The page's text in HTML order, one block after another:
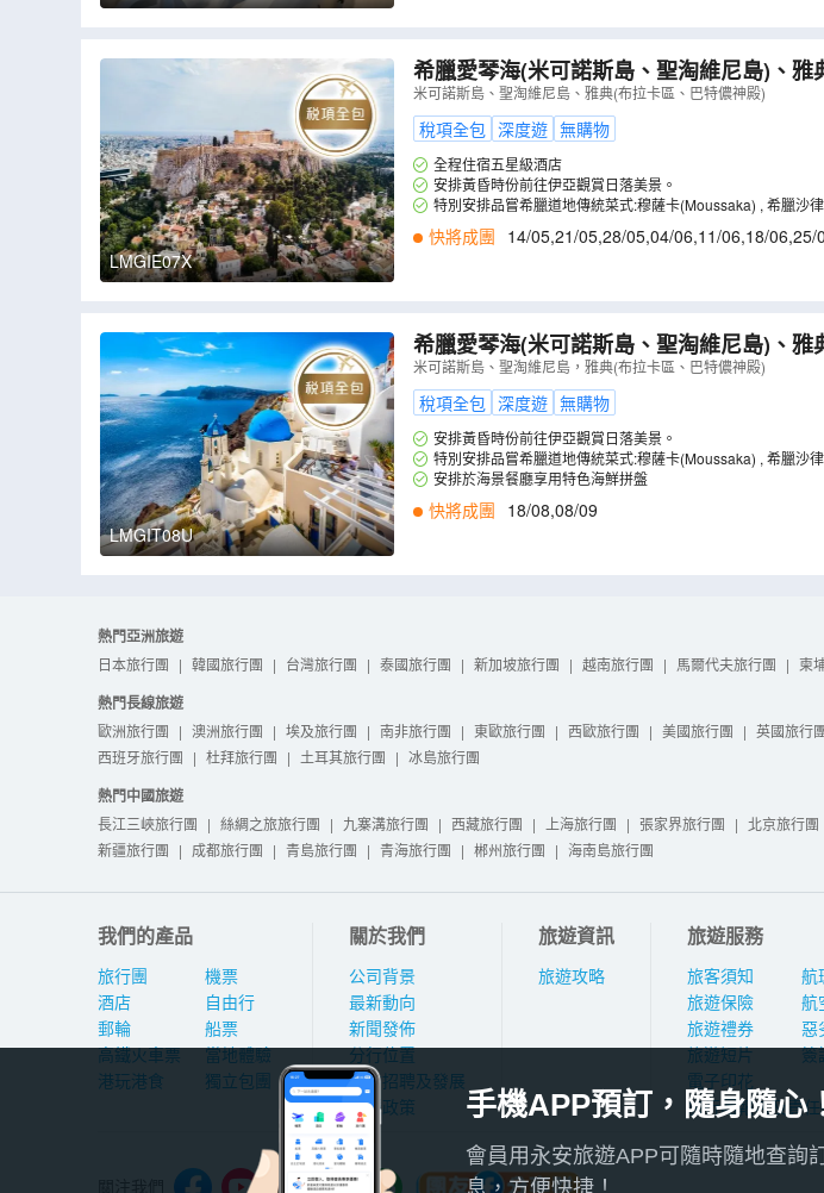
LMGIE07X
希臘愛琴海(米可諾斯島、聖淘維尼島)、
廳享用特色海鮮拼盤及品嘗希臘道地傳統
伊亞觀賞日落美景【稅項全包】
米可諾斯島、聖淘維尼島、雅典(布拉卡區、巴特儂神殿)
稅項全包 深度遊 無購物
全程住宿五星級酒店
安排黃昏時份前往伊亞觀賞日落美景。
特別安排品嘗希臘道地傳統菜式:穆薩卡(Moussaka) , 希臘沙
快將成團 14/05,21/05,28/05,04/06,11/06,18/06,25/
LMGIT08U
希臘愛琴海(米可諾斯島、聖淘維尼島)、
拼盤及品嘗希臘道地傳統菜式:穆薩卡
全包】（LMGIT08U）
米可諾斯島、聖淘維尼島，雅典(布拉卡區、巴特儂神殿)
稅項全包 深度遊 無購物
安排黃昏時份前往伊亞觀賞日落美景。
特別安排品嘗希臘道地傳統菜式:穆薩卡(Moussaka) , 希臘沙
安排於海景餐廳享用特色海鮮拼盤
快將成團 18/08,08/09
熱門亞洲旅遊
日本旅行團 | 韓國旅行團 | 台灣旅行團 | 泰國旅行團 | 新加坡旅行團 | 越南旅行團 | 馬爾代夫旅行團 | 柬
熱門長線旅遊
歐洲旅行團 | 澳洲旅行團 | 埃及旅行團 | 南非旅行團 | 東歐旅行團 | 西歐旅行團 | 美國旅行團 | 英國旅行
西班牙旅行團 | 杜拜旅行團 | 土耳其旅行團 | 冰島旅行團
熱門中國旅遊
長江三峽旅行團 | 絲綢之旅旅行團 | 九寨溝旅行團 | 西藏旅行團 | 上海旅行團 | 張家界旅行團 | 北京旅行團
新疆旅行團 | 成都旅行團 | 青島旅行團 | 青海旅行團 | 郴州旅行團 | 海南島旅行團
我們的產品
旅行團
酒店
郵輪
高鐵火車票
港玩港食
機票
自由行
船票
當地體驗
獨立包團
關於我們
公司背景
最新動向
新聞發佈
分行位置
人才招聘及發展
私隱政策
旅遊資訊
旅遊攻略
旅遊服務
旅客須知
旅遊保險
旅遊禮券
旅遊短片
電子印花
航
航
惡
簽
旅行團報名及責任
手機APP預訂，隨身隨心
會員用永安旅遊APP可隨時隨地查詢
息，方便快捷！